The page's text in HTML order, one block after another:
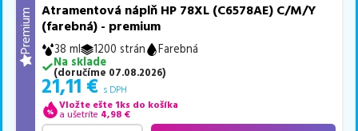
Premium
Atramentová náplň HP 78XL (C6578AE) C/M/Y
(farebná) - premium
38 ml 1200 strán
Farebná
Na sklade
(doručíme 07.08.2026)
21,11 € s DPH
Vložte ešte 1ks do košíka
a ušetríte 4,98 €